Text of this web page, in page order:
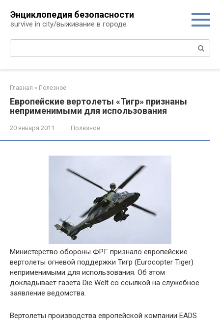
контенту
Энциклопедия безопасности
survive in city/выживание в городе
Поиск:
Главная » Полезное
Европейские вертолеты «Тигр» признаны
неприменимыми для использования
20 января 2011 Полезное
Министерство обороны ФРГ признало европейские
вертолеты огневой поддержки Тигр (Eurocopter Tiger)
неприменимыми для использования. Об этом
докладывает газета Die Welt со ссылкой на служебное
заявление ведомства.
Вертолеты производства европейской компании EADS